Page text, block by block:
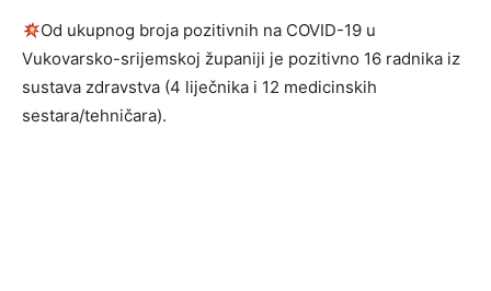
Od ukupnog broja pozitivnih na COVID-19 u
Vukovarsko-srijemskoj županiji je pozitivno 16 radnika iz
sustava zdravstva (4 liječnika i 12 medicinskih
sestara/tehničara).